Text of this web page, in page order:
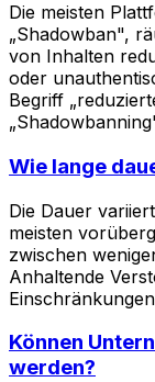
Die meisten
„Shadowban",
von Inhalten
oder
Begriff
Wie lange
Die Dauer
meisten
zwischen
Anhaltende
Können
werden?